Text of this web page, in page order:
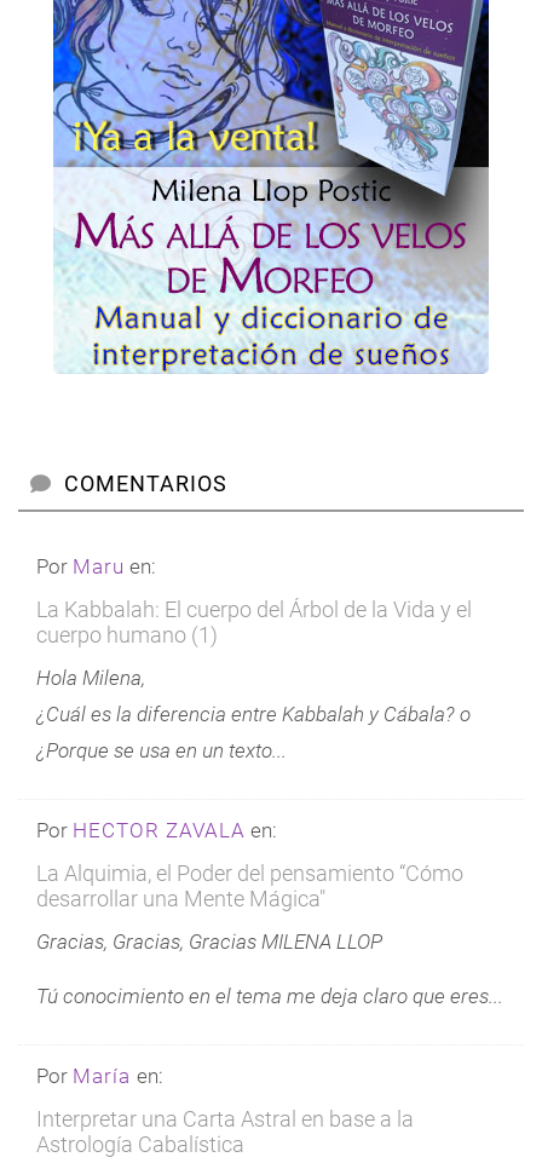
COMENTARIOS
Por Maru en:
La Kabbalah: El cuerpo del Árbol de la Vida y el
cuerpo humano (1)
Hola Milena,
¿Cuál es la diferencia entre Kabbalah y Cábala? o
¿Porque se usa en un texto...
Por HECTOR ZAVALA en:
La Alquimia, el Poder del pensamiento “Cómo
desarrollar una Mente Mágica"
Gracias, Gracias, Gracias MILENA LLOP
Tú conocimiento en el tema me deja claro que eres...
Por María en:
Interpretar una Carta Astral en base a la
Astrología Cabalística